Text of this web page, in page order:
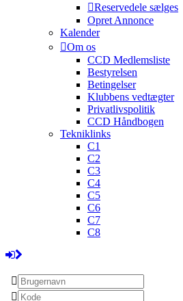
Reservedele sælges
Opret Annonce
Kalender
Om os
CCD Medlemsliste
Bestyrelsen
Betingelser
Klubbens vedtægter
Privatlivspolitik
CCD Håndbogen
Tekniklinks
C1
C2
C3
C4
C5
C6
C7
C8